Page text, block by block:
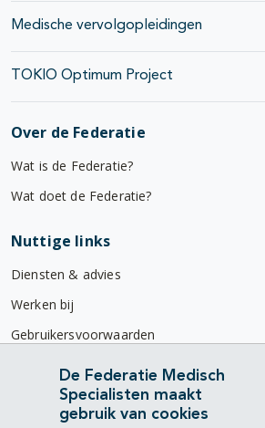
Medische vervolgopleidingen
TOKIO Optimum Project
Over de Federatie
Wat is de Federatie?
Wat doet de Federatie?
Nuttige links
Diensten & advies
Werken bij
Gebruikersvoorwaarden
Privacyverklaring
Contact
De Federatie Medisch
Specialisten maakt
gebruik van cookies